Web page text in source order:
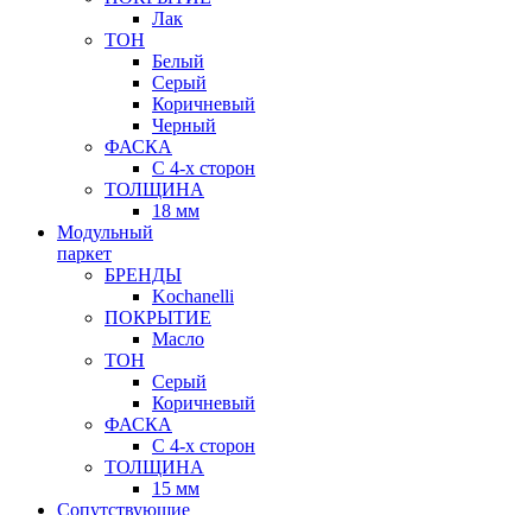
Лак
ТОН
Белый
Серый
Коричневый
Черный
ФАСКА
С 4-х сторон
ТОЛЩИНА
18 мм
Модульный
паркет
БРЕНДЫ
Kochanelli
ПОКРЫТИЕ
Масло
ТОН
Серый
Коричневый
ФАСКА
С 4-х сторон
ТОЛЩИНА
15 мм
Сопутствующие